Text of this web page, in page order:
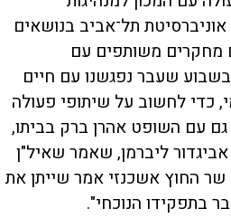
תל־אביב בנושאים
מחקרים משותפים עם
שעבר נפגשנו עם חיים
כדי לחשוב על שיתופי פעולה
גם עם השופט אהרן ברק בביתו,
ליברמן, שאמר שאיל"ן
שר החוץ אשכנזי אמר שייתן את
בתפקידו הנוכחי".